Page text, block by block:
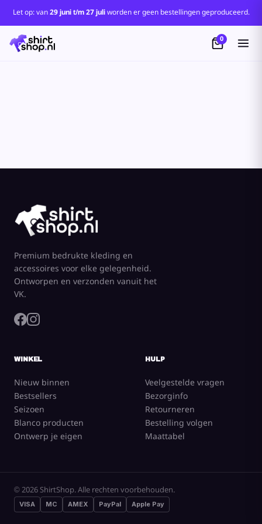
Let op: van29 juni t/m 27 juliworden er geen bestellingen geproduceerd.
0
Premium bedrukte kleding en
accessoires voor elke gelegenheid.
Ontworpen en verzonden vanuit het
VK.
WINKEL
Nieuw binnen
Bestsellers
Seizoen
Blanco producten
Ontwerp je eigen
HULP
Veelgestelde vragen
Bezorginfo
Retourneren
Bestelling volgen
Maattabel
© 2026 ShirtShop. Alle rechten voorbehouden.
VISA MC AMEX PayPal Apple Pay